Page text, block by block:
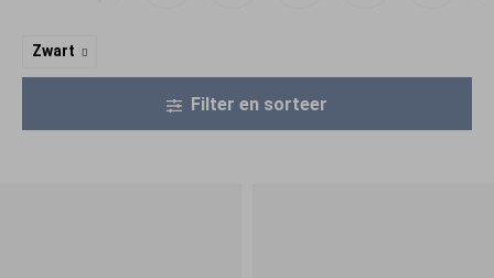
Zwart
Filter en sorteer